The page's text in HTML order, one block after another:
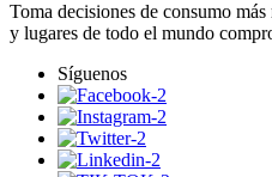
Toma decisiones de consumo
y lugares de todo el mundo
Síguenos